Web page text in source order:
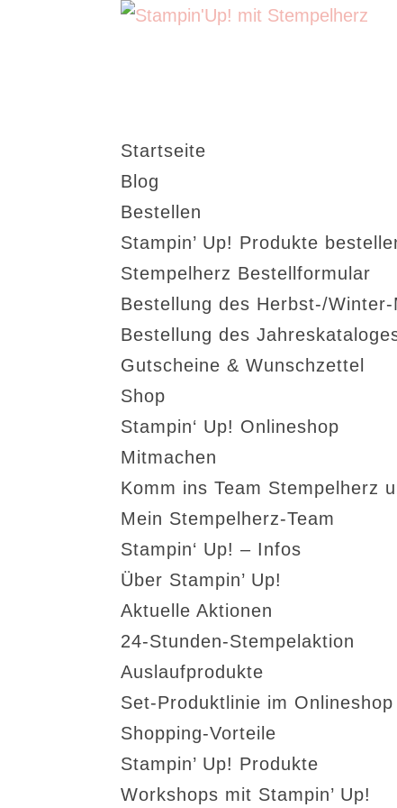
Startseite
Blog
Bestellen
Stampin’ Up! Produkte
Stempelherz Bestellformular
Bestellung des Herbst-/
Bestellung des
Gutscheine & Wunschzettel
Shop
Stampin‘ Up! Onlineshop
Mitmachen
Komm ins Team Stempelherz
Mein Stempelherz-Team
Stampin‘ Up! – Infos
Über Stampin’ Up!
Aktuelle Aktionen
24-Stunden-Stempelaktion
Auslaufprodukte
Set-Produktlinie im Onlineshop
Shopping-Vorteile
Stampin’ Up! Produkte
Workshops mit Stampin’ Up!